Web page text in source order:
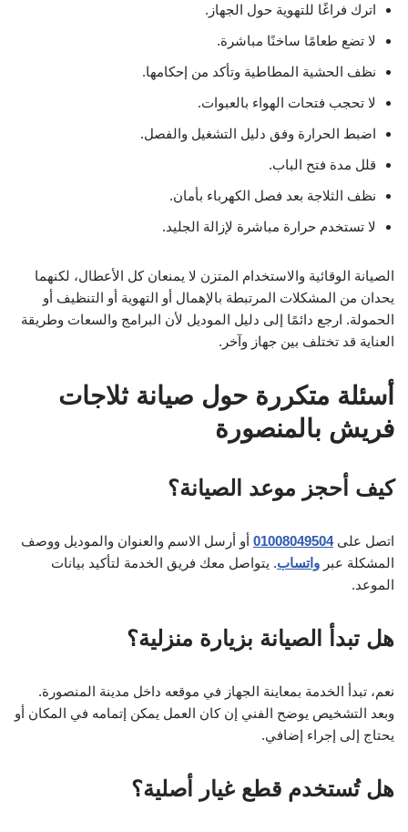
اترك فراغًا للتهوية حول الجهاز.
لا تضع طعامًا ساخنًا مباشرة.
نظف الحشية المطاطية وتأكد من إحكامها.
لا تحجب فتحات الهواء بالعبوات.
اضبط الحرارة وفق دليل التشغيل والفصل.
قلل مدة فتح الباب.
نظف الثلاجة بعد فصل الكهرباء بأمان.
لا تستخدم حرارة مباشرة لإزالة الجليد.
الصيانة الوقائية والاستخدام المتزن لا يمنعان كل الأعطال، لكنهما
يحدان من المشكلات المرتبطة بالإهمال أو التهوية أو التنظيف أو
الحمولة. ارجع دائمًا إلى دليل الموديل لأن البرامج والسعات وطريقة
العناية قد تختلف بين جهاز وآخر.
أسئلة متكررة حول صيانة ثلاجات
فريش بالمنصورة
كيف أحجز موعد الصيانة؟
اتصل على01008049504 أو أرسل الاسم والعنوان والموديل ووصف
المشكلة عبر واتساب. يتواصل معك فريق الخدمة لتأكيد بيانات
الموعد.
هل تبدأ الصيانة بزيارة منزلية؟
نعم، تبدأ الخدمة بمعاينة الجهاز في موقعه داخل مدينة المنصورة.
وبعد التشخيص يوضح الفني إن كان العمل يمكن إتمامه في المكان أو
يحتاج إلى إجراء إضافي.
هل تُستخدم قطع غيار أصلية؟